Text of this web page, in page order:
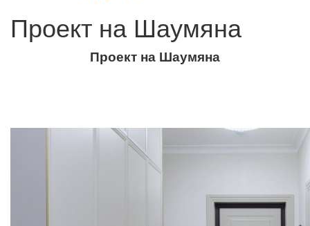
Проект на Шаумяна
Проект на Шаумяна